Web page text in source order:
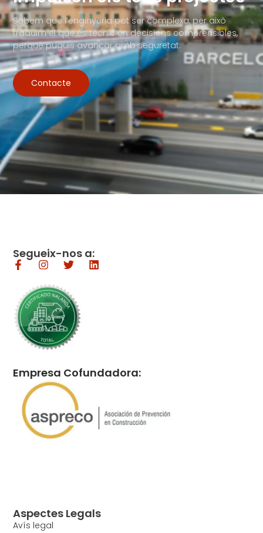
Sabem que l’enginyeria pot ser complexa, per això
traduïm el que és tècnic en decisions comprensibles,
perquè puguis avançar amb seguretat.
Contacte
Aspectes Legals
Avís legal
Segueix-nos a:
Empresa Cofundadora: